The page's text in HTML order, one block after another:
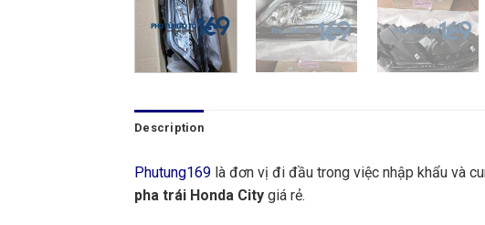
Description
Phutung169 là đơn vị đi đầu trong việc nhập khẩu và
pha trái Honda City giá rẻ.